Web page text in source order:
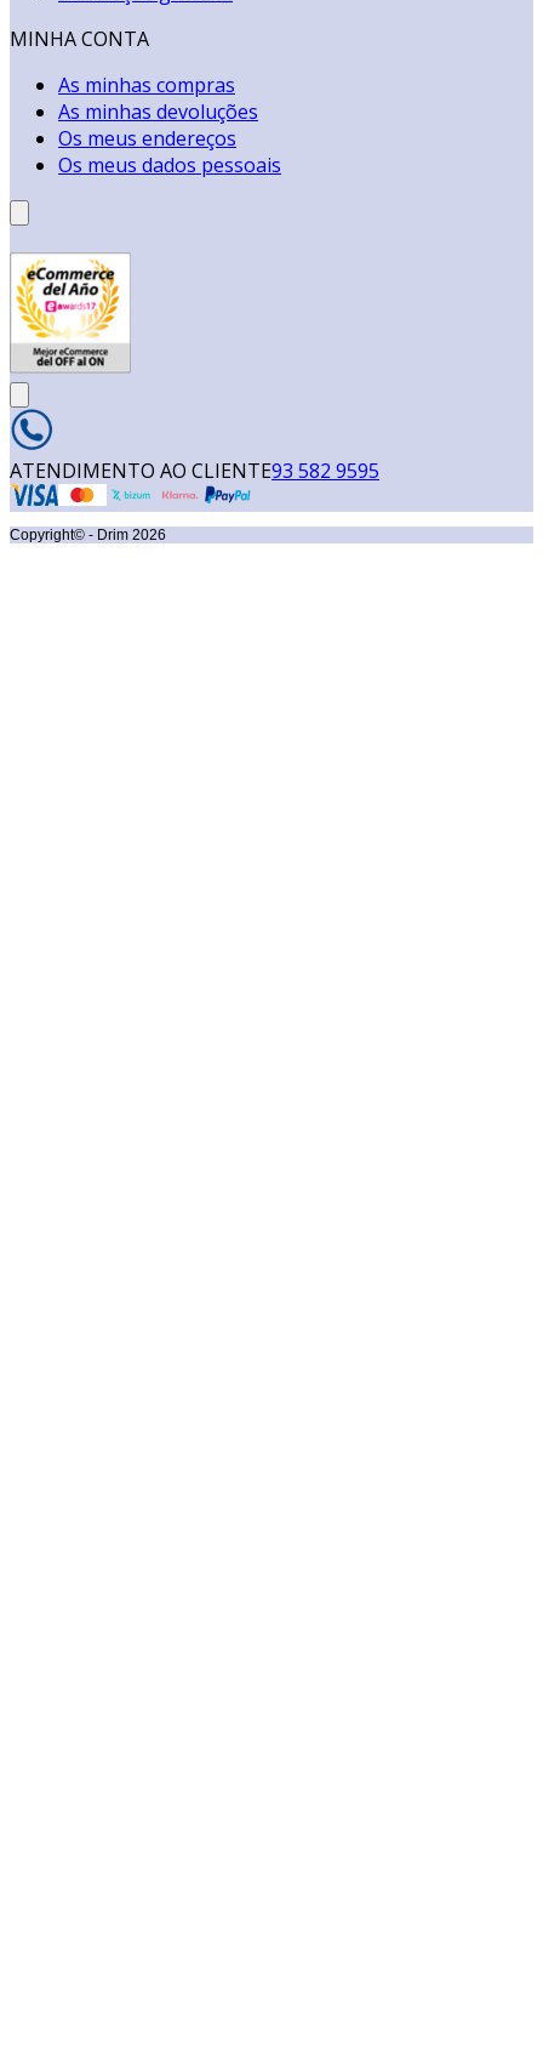
MINHA CONTA
As minhas compras
As minhas devoluções
Os meus endereços
Os meus dados pessoais
ATENDIMENTO AO CLIENTE93 582 9595
Copyright© - Drim 2026